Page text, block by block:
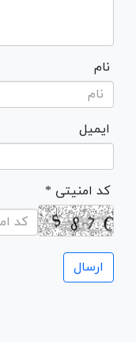
نام
ایمیل
* کد امنیتی